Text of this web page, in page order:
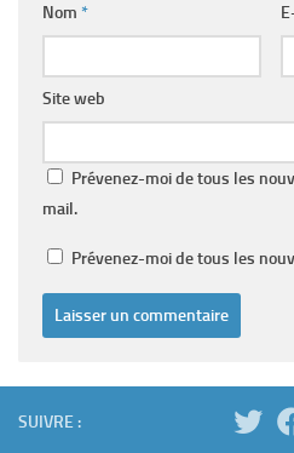
Nom *
Site web
Prévenez-moi de tous les
mail.
Prévenez-moi de tous les
SUIVRE :